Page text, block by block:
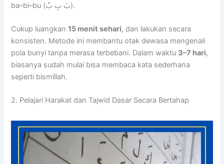
ba–bi–bu (بَ بِ بُ).
Cukup luangkan15 menit sehari, dan lakukan secara
konsisten. Metode ini membantu otak dewasa mengenali
pola bunyi tanpa merasa terbebani. Dalam waktu 3–7 hari,
biasanya sudah mulai bisa membaca kata sederhana
seperti bismillah.
2. Pelajari Harakat dan Tajwid Dasar Secara Bertahap